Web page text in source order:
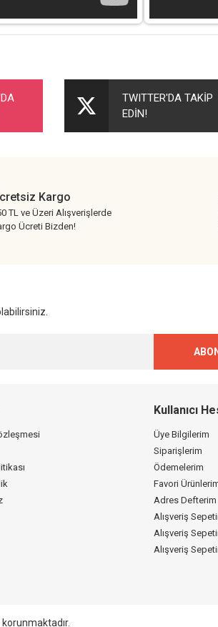
Bu ürüne ilk yorumu siz yapın!
TWITTER'DA TAKİP
EDİN!
Kargo
TL ve Üzeri Alışverişlerde
Ücreti Bizden!
Kullanıcı
Üye Bilgilerim
Siparişlerim
Ödemelerim
Favori
Adres Defterim
Alışveriş
Alışveriş
Alışveriş